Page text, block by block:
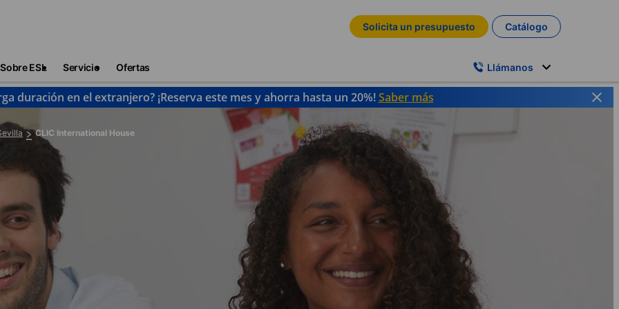
Solicita un presupuesto Catálogo
Sobre ESL Servicio Ofertas Llámanos
duración en el extranjero? ¡Reserva este mes y ahorra hasta un 20%!Saber más
CLIC International House